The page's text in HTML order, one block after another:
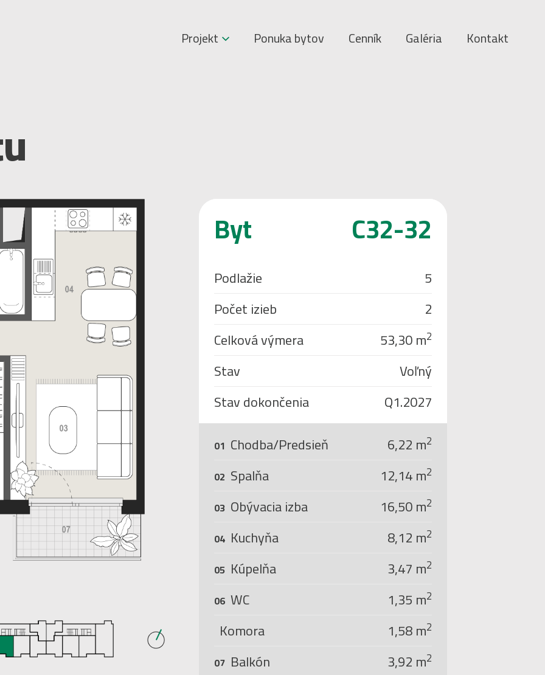
Projekt Ponuka bytov Cenník Galéria Kontakt
Byt C32-32
Podlažie
5
Počet izieb
2
Celková výmera
53,30 m2
Stav
Voľný
Stav dokončenia
Q1.2027
01 Chodba/Predsieň 6,22 m2
02 Spalňa 12,14 m2
03 Obývacia izba 16,50 m2
04 Kuchyňa 8,12 m2
05 Kúpelňa 3,47 m2
06 WC 1,35 m2
Komora 1,58 m2
07 Balkón 3,92 m2